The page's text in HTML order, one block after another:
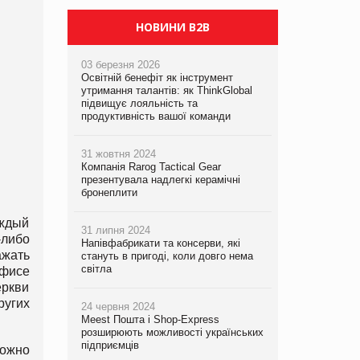
НОВИНИ B2B
03 березня 2026
Освітній бенефіт як інструмент
утримання талантів: як ThinkGlobal
підвищує лояльність та
продуктивність вашої команди
31 жовтня 2024
Компанія Rarog Tactical Gear
презентувала надлегкі керамічні
бронеплити
31 липня 2024
Напівфабрикати та консерви, які
стануть в пригоді, коли довго нема
світла
24 червня 2024
Meest Пошта і Shop-Express
розширюють можливості українських
підприємців